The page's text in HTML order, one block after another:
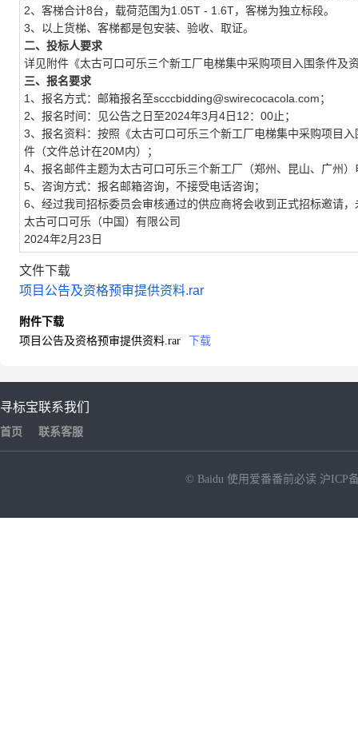
2、客梯合计8台，载荷范围为1.05T - 1.6T，客梯为独立标段。
3、以上货梯、客梯都是包安装、验收、取证。
二、投标人要求
详见附件《太古可口可乐三个新工厂电梯集中采购项目入围条件及
三、报名要求
1、报名方式：邮箱报名至scccbidding@swirecocacola.com；
2、报名时间：见公告之日至2024年3月4日12：00止；
3、报名资料：按照《太古可口可乐三个新工厂电梯集中采购项目
件（文件总计在20M内）；
4、报名邮件主题为太古可口可乐三个新工厂（郑州、昆山、广州
5、咨询方式：报名邮箱咨询，不接受电话咨询；
6、经过我司招标委员会审核通过的供应商将会收到正式招标邀请
太古可口可乐（中国）有限公司
2024年2月23日
文件下载
项目公告及资格预审提供资料.rar
附件下载
项目公告及资格预审提供资料.rar
下载
寻标宝
首页
联系我们
联系客服
© Baidu 使用爱番番前必读 沪ICP